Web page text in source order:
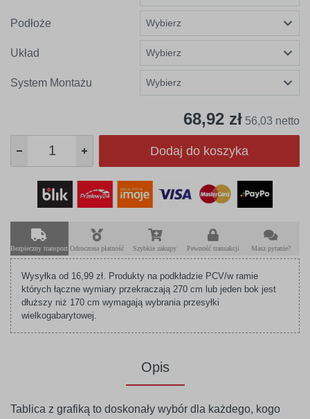
Podłoże
Układ
System Montażu
68,92 zł 56,03 netto
Dodaj do koszyka
Bezpieczny transport Odroczona płatność Szybkie zakupy Pewność transakcji Masz pytanie?
Wysyłka od 16,99 zł. Produkty na podkładzie PCV/w ramie
których łączne wymiary przekraczają 270 cm lub jeden bok jest
dłuższy niż 170 cm wymagają wybrania przesyłki
wielkogabarytowej.
Opis
Tablica z grafiką to doskonały wybór dla każdego, kogo